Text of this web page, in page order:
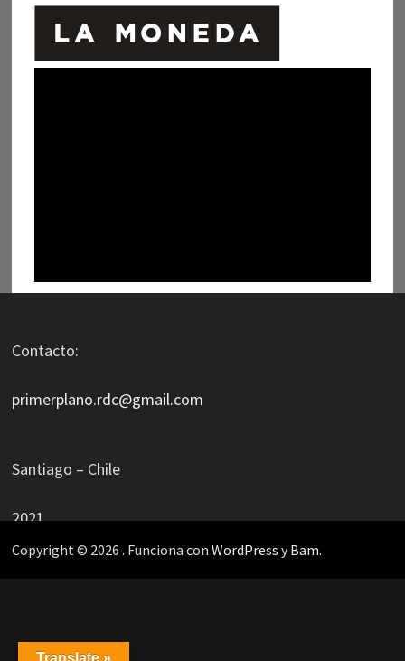
Contacto:
primerplano.rdc@gmail.com
Santiago – Chile
2021
Copyright © 2026 . Funciona con WordPress yBam.
Translate »